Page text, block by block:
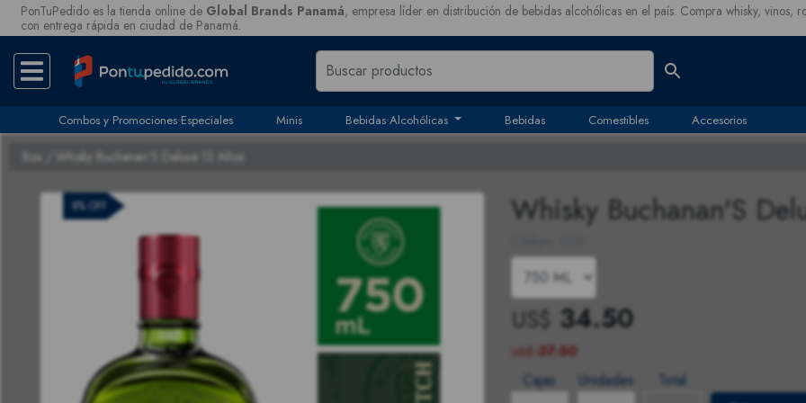
PonTuPedido es la tienda online de Global Brands Panamá, empresa líder en distribución de bebidas alcohólicas en el país. Compra whisky, vinos,
con entrega rápida en ciudad de Panamá.
Combos y Promociones Especiales Minis Bebidas Alcohólicas Bebidas Comestibles Accesorios
Box / Whisky Buchanan'S Deluxe 12 Años
8% OFF Whisky Buchanan'S
US$ 34.50
US$
37.50
Cajas
Unidades Total